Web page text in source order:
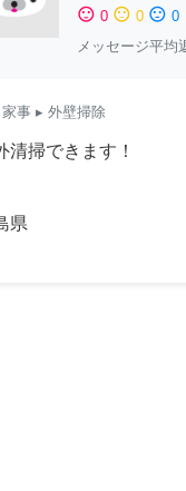
sentiment_satisfied 0 sentiment_neutral 0 sentiment_dissatisfied 0
メッセージ平均
家事 ▸ 外壁掃除
清掃できます！
県